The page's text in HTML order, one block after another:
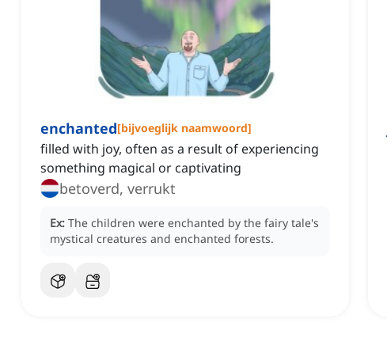
enchanted[bijvoeglijk naamwoord]
filled with joy, often as a result of experiencing
something magical or captivating
betoverd, verrukt
Ex: The children were enchanted by the fairy tale's
mystical creatures and enchanted forests.